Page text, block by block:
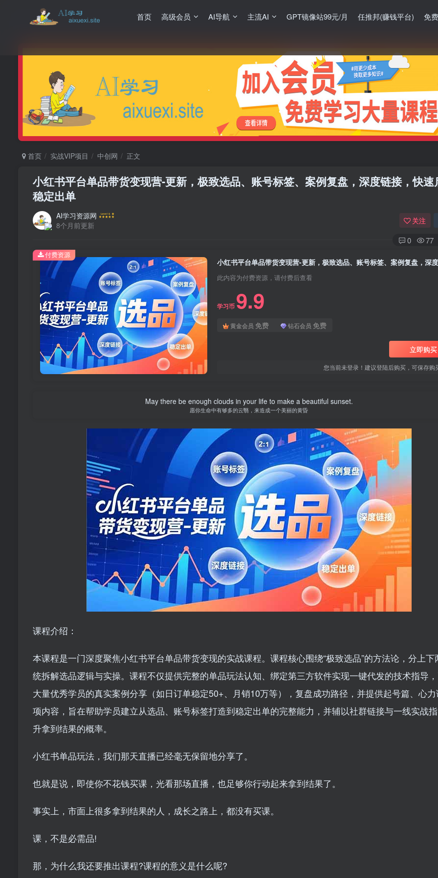
首页 高级会员 AI导航 主流AI GPT镜像站99元/月 任推邦(赚钱平台) 免
首页 实战VIP项目 中创网 正文
小红书平台单品带货变现营-更新，极致选品、账号标签、案例复盘，深度链接，快速
稳定出单
AI学习资源网
8个月前更新
关注
0 77
此内容为付费资源，请付费后查看
学习币 9.9
黄金会员 免费 钻石会员 免费
立即购买
您当前未登录！建议登陆后购买，可保存购
付费资源
May there be enough clouds in your life to make a beautiful sunset.
愿你生命中有够多的云翳，来造成一个美丽的黄昏
课程介绍：
本课程是一门深度聚焦小红书平台单品带货变现的实战课程。课程核心围绕“极致选品”的方法论，分上下
统拆解选品逻辑与实操。课程不仅提供完整的单品玩法认知、绑定第三方软件实现一键代发的技术指导
大量优秀学员的真实案例分享（如日订单稳定50+、月销10万等），复盘成功路径，并提供起号篇、心
项内容，旨在帮助学员建立从选品、账号标签打造到稳定出单的完整能力，并辅以社群链接与一线实战
升拿到结果的概率。
小红书单品玩法，我们那天直播已经毫无保留地分享了。
也就是说，即使你不花钱买课，光看那场直播，也足够你行动起来拿到结果了。
事实上，市面上很多拿到结果的人，成长之路上，都没有买课。
课，不是必需品!
那，为什么我还要推出课程?课程的意义是什么呢?